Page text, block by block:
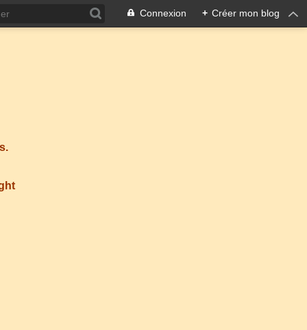
Connexion + Créer mon blog